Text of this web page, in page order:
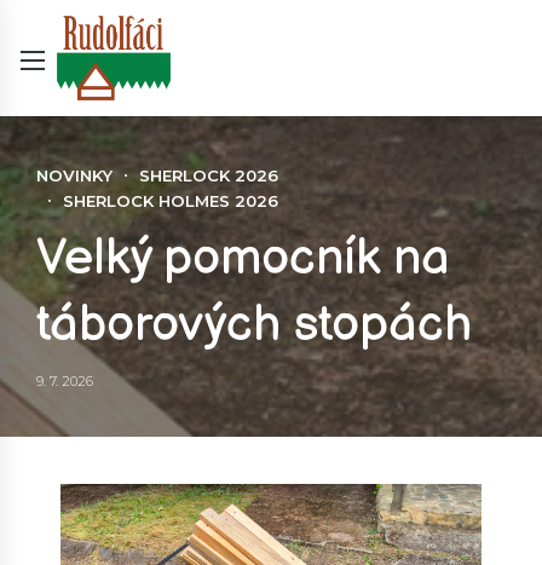
NOVINKY
SHERLOCK 2026
SHERLOCK HOLMES 2026
Velký pomocník na
táborových stopách
9. 7. 2026